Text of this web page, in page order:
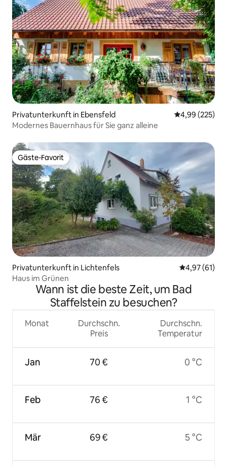
Privatunterkunft in Ebensfeld
4,99 (225)
Modernes Bauernhaus für Sie ganz alleine
Gäste-Favorit
Gäste-Favorit
Privatunterkunft in Lichtenfels
4,97 (61)
Haus im Grünen
Wann ist die beste Zeit, um Bad
Staffelstein zu besuchen?
Monat
Jan
Feb
Mär
Durchschn.
Preis
70 €
76 €
69 €
Durchschn.
Temperatur
0 °C
1 °C
5 °C